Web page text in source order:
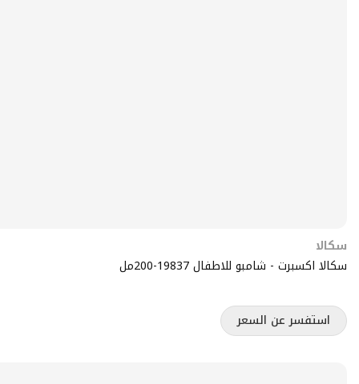
سكالا
سكالا اكسبرت - شامبو للاطفال 19837-200مل
استفسر عن السعر